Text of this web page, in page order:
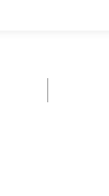
別使用者的不同
改您瀏覽器對
，您就可能無法
Cookies 在您註冊
務的參考。本網